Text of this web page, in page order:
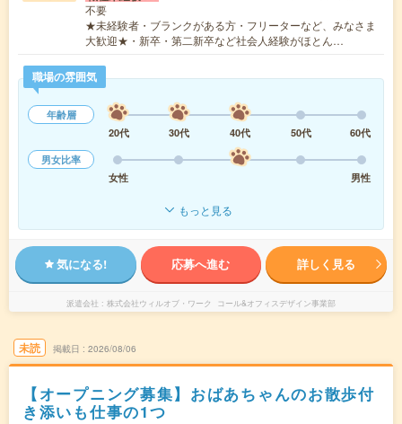
不要
★未経験者・ブランクがある方・フリーターなど、みなさま
大歓迎★・新卒・第二新卒など社会人経験がほとん…
職場の雰囲気
年齢層
20代
30代 40代 50代
60代
男女比率
女性
男性
もっと見る
気になる! 応募へ進む 詳しく見る
派遣会社 株式会社ウィルオブ・ワーク コール&オフィスデザイン事業部
未読 掲載日 2026/08/06
【オープニング募集】おばあちゃんのお散歩付
き添いも仕事の1つ